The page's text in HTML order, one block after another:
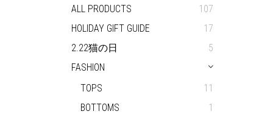
ALL PRODUCTS
107
HOLIDAY GIFT GUIDE
17
2.22猫の日
5
FASHION
TOPS
11
BOTTOMS
1